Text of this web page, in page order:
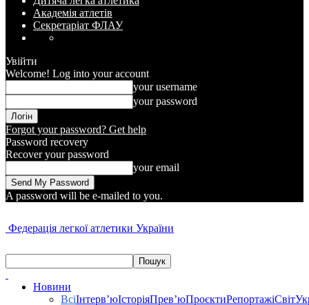
Академія атлетів
Секретаріат ФЛАУ
Увійти
Welcome! Log into your account
your username
your password
Forgot your password? Get help
Password recovery
Recover your password
your email
A password will be e-mailed to you.
Федерація легкої атлетики України
Новини
ВсіІнтерв’юІсторіяПрев’юПроєктиРепортажіСвіт